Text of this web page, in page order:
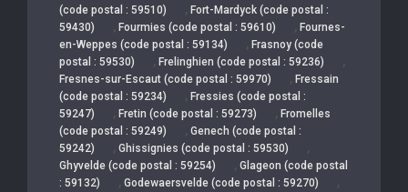
(code postal : 59510)
, Fort-Mardyck (code postal :
59430)
, Fourmies (code postal : 59610) , Fournes-
en-Weppes (code postal : 59134)
, Frasnoy (code
postal : 59530)
, Frelinghien (code postal : 59236) ,
Fresnes-sur-Escaut (code postal : 59970) , Fressain
(code postal : 59234)
, Fressies (code postal :
59247)
, Fretin (code postal : 59273) , Fromelles
(code postal : 59249)
, Genech (code postal :
59242)
, Ghissignies (code postal : 59530) ,
Ghyvelde (code postal : 59254) , Glageon (code postal
: 59132)
, Godewaersvelde (code postal : 59270) ,